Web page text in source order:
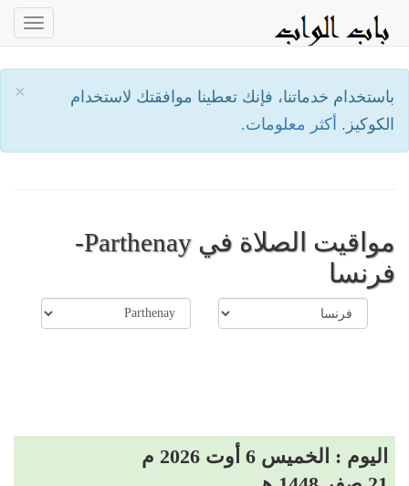
×
باستخدام خدماتنا، فإنك تعطينا موافقتك لاستخدام
الكوكيز. أكثر معلومات.
مواقيت الصلاة في Parthenay-
فرنسا
اليوم : الخميس 6 أوت 2026 م